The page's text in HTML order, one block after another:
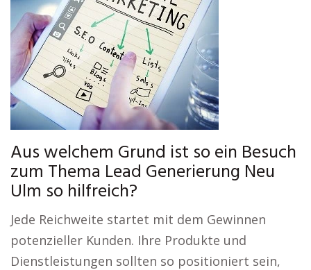
Aus welchem Grund ist so ein Besuch
zum Thema Lead Generierung Neu
Ulm so hilfreich?
Jede Reichweite startet mit dem Gewinnen
potenzieller Kunden. Ihre Produkte und
Dienstleistungen sollten so positioniert sein,